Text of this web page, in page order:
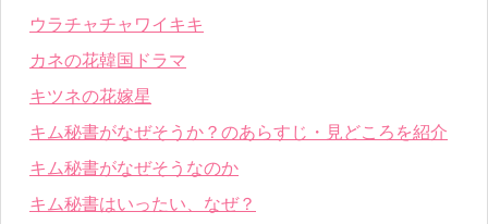
ウラチャチャワイキキ
カネの花韓国ドラマ
キツネの花嫁星
キム秘書がなぜそうか？のあらすじ・見どころを紹介
キム秘書がなぜそうなのか
キム秘書はいったい、なぜ？